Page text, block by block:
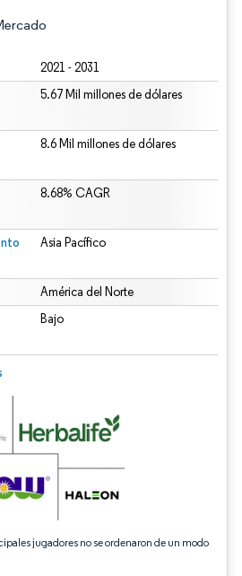
2021 - 2031
5.67 Mil millones de dólares
8.6 Mil millones de dólares
8.68% CAGR
Asia Pacífico
América del Norte
Bajo
jugadores no se ordenaron de un modo
El uso requiere atribución según CC BY 4.0.